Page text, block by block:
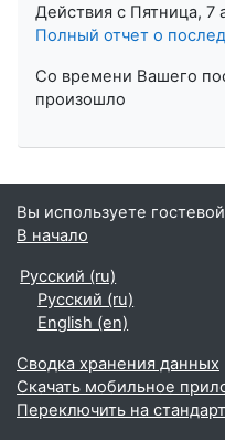
Действия с Пятница, 7
Полный отчет о
Со времени Вашего
произошло
Вы используете
В начало
Русский ‎(ru)‎
Русский ‎(ru)‎
English ‎(en)‎
Сводка хранения данных
Скачать мобильное
Переключить на